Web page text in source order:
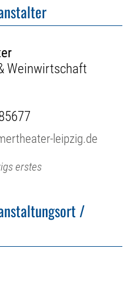
Weinwirtschaft
leipzig.de
erstes
/